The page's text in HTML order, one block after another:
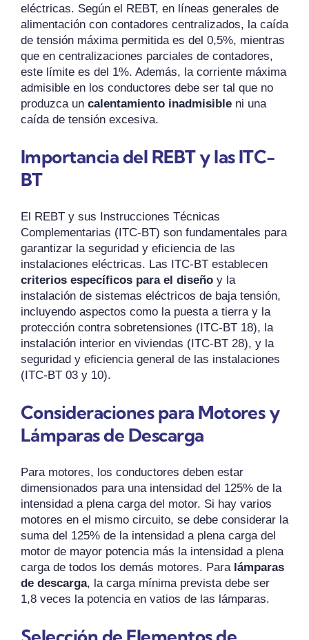
eléctricas. Según el REBT, en líneas generales de
alimentación con contadores centralizados, la caída
de tensión máxima permitida es del 0,5%, mientras
que en centralizaciones parciales de contadores,
este límite es del 1%. Además, la corriente máxima
admisible en los conductores debe ser tal que no
produzca un calentamiento inadmisibleni una
caída de tensión excesiva.
Importancia del REBT y las ITC-
BT
El REBT y sus Instrucciones Técnicas
Complementarias (ITC-BT) son fundamentales para
garantizar la seguridad y eficiencia de las
instalaciones eléctricas. Las ITC-BT establecen
criterios específicos para el diseñoy la
instalación de sistemas eléctricos de baja tensión,
incluyendo aspectos como la puesta a tierra y la
protección contra sobretensiones (ITC-BT 18), la
instalación interior en viviendas (ITC-BT 28), y la
seguridad y eficiencia general de las instalaciones
(ITC-BT 03 y 10).
Consideraciones para Motores y
Lámparas de Descarga
Para motores, los conductores deben estar
dimensionados para una intensidad del 125% de la
intensidad a plena carga del motor. Si hay varios
motores en el mismo circuito, se debe considerar la
suma del 125% de la intensidad a plena carga del
motor de mayor potencia más la intensidad a plena
carga de todos los demás motores. Para lámparas
de descarga, la carga mínima prevista debe ser
1,8 veces la potencia en vatios de las lámparas.